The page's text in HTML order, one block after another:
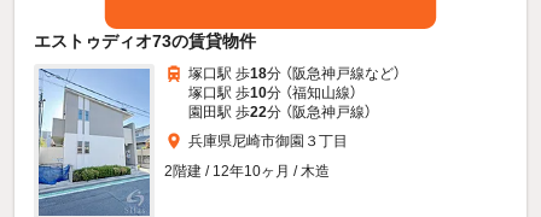
エストゥディオ73の賃貸物件
塚口駅 歩18分 （阪急神戸線など）
塚口駅 歩10分 （福知山線）
園田駅 歩22分 （阪急神戸線）
兵庫県尼崎市御園３丁目
2階建 / 12年10ヶ月 / 木造